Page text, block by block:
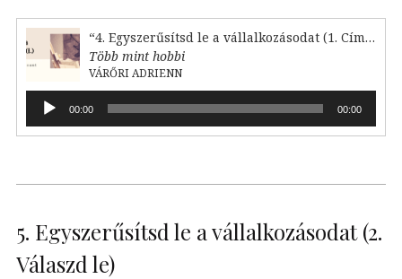
“4. Egyszerűsítsd le a vállalkozásodat (1. Címkézd fel!)”
Több mint hobbi
VÁRŐRI ADRIENN
Audió
lejátszó00:00 00:00
5. Egyszerűsítsd le a vállalkozásodat (2.
Válaszd le)